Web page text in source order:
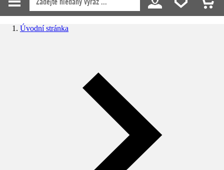
Úvodní stránka